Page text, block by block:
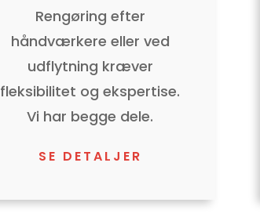
Rengøring efter
håndværkere eller ved
udflytning kræver
fleksibilitet og ekspertise.
Vi har begge dele.
SE DETALJER